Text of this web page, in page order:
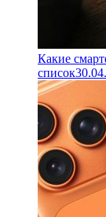
Какие
список